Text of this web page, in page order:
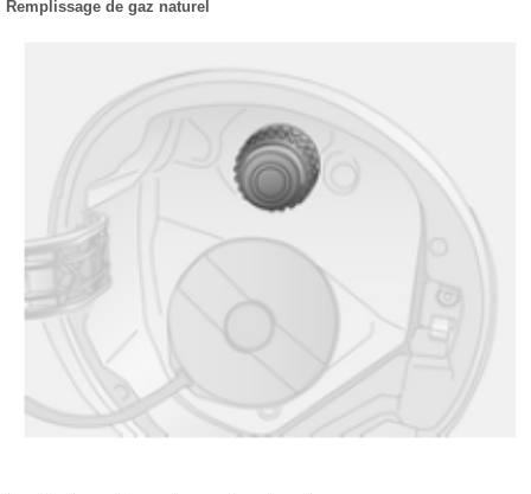
Remplissage de gaz naturel